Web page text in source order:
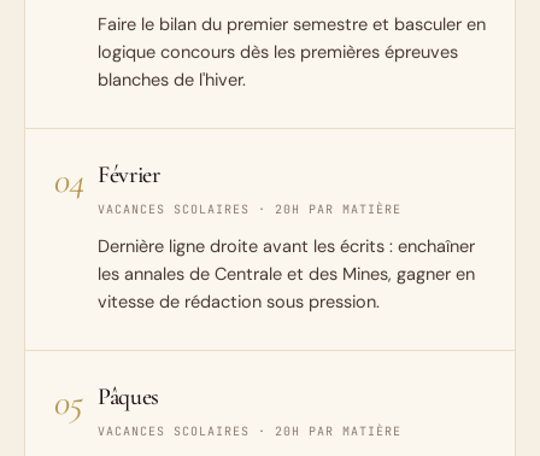
Faire le bilan du premier semestre et basculer en
logique concours dès les premières épreuves
blanches de l'hiver.
04 Février
VACANCES SCOLAIRES · 20H PAR MATIÈRE
Dernière ligne droite avant les écrits : enchaîner
les annales de Centrale et des Mines, gagner en
vitesse de rédaction sous pression.
05 Pâques
VACANCES SCOLAIRES · 20H PAR MATIÈRE